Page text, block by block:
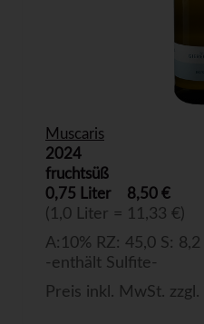
Muscaris
2024
fruchtsüß
0,75 Liter
8,50 €
(1,0 Liter = 11,33 €)
A:10% RZ: 45,0 S: 8,2
-enthält Sulfite-
Preis inkl. MwSt. zzgl.